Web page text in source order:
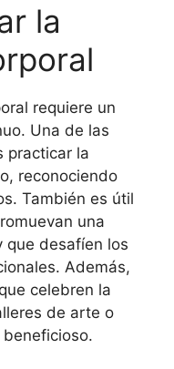
la
requiere un
Una de las
practicar la
reconociendo
También es útil
una
que desafíen los
Además,
celebren la
de arte o